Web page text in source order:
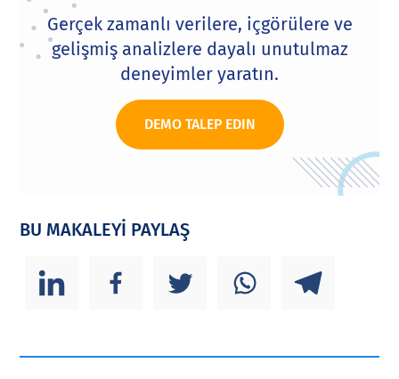
Gerçek zamanlı verilere, içgörülere ve
gelişmiş analizlere dayalı unutulmaz
deneyimler yaratın.
DEMO TALEP EDIN
BU MAKALEYİ PAYLAŞ